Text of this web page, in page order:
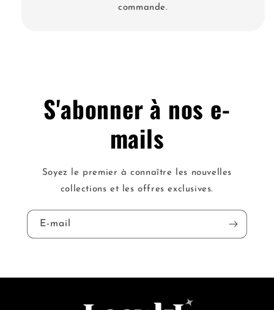
commande.
S'abonner à nos e-
mails
Soyez le premier à connaître les nouvelles
collections et les offres exclusives.
E-mail